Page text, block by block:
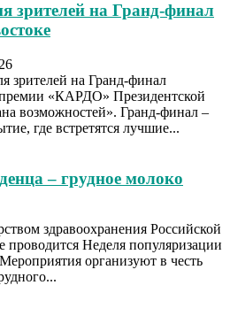
зрителей на Гранд-финал
зрителей на Гранд-финал
«КАРДО» Президентской
возможностей». Гранд-финал –
где встретятся лучшие...
– грудное молоко
здравоохранения Российской
Неделя популяризации
организуют в честь